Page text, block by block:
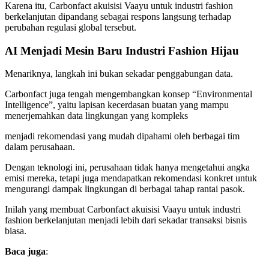
Karena itu, Carbonfact akuisisi Vaayu untuk industri fashion
berkelanjutan dipandang sebagai respons langsung terhadap
perubahan regulasi global tersebut.
AI Menjadi Mesin Baru Industri Fashion Hijau
Menariknya, langkah ini bukan sekadar penggabungan data.
Carbonfact juga tengah mengembangkan konsep “Environmental
Intelligence”, yaitu lapisan kecerdasan buatan yang mampu
menerjemahkan data lingkungan yang kompleks
menjadi rekomendasi yang mudah dipahami oleh berbagai tim
dalam perusahaan.
Dengan teknologi ini, perusahaan tidak hanya mengetahui angka
emisi mereka, tetapi juga mendapatkan rekomendasi konkret untuk
mengurangi dampak lingkungan di berbagai tahap rantai pasok.
Inilah yang membuat Carbonfact akuisisi Vaayu untuk industri
fashion berkelanjutan menjadi lebih dari sekadar transaksi bisnis
biasa.
Baca juga: